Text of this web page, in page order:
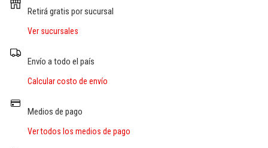
INDUMENTARIA Y MEDIAS
Retirá gratis por sucursal
Ver sucursales
Envío a todo el país
Calcular costo de envío
Medios de pago
Ver todos los medios de pago